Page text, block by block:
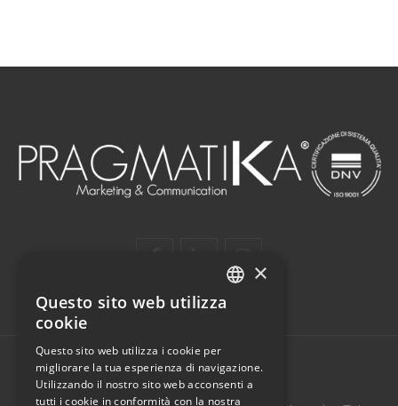
PRAGMATIKA SRL
×
Questo sito web utilizza
cookie
Questo sito web utilizza i cookie per
migliorare la tua esperienza di navigazione.
Utilizzando il nostro sito web acconsenti a
tutti i cookie in conformità con la nostra